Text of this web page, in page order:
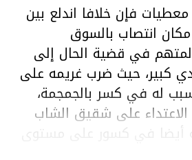
فإن خلافا اندلع بين
انتصاب بالسوق
في قضية الحال إلى
كبير، حيث ضرب غريمه على
له في كسر بالجمجمة،
على شقيق الشاب
أيضا في كسور على مستوى